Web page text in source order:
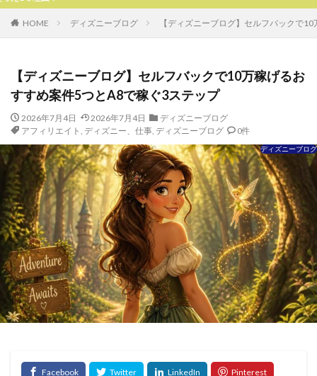
HOME ディズニーブログ 【ディズニーブログ】セルフバックで
【ディズニーブログ】セルフバックで10万稼げるお
すすめ案件5つとA8で稼ぐ3ステップ
2026年7月4日 2026年7月4日
ディズニーブログ
アフィリエイト , ディズニー、仕事, ディズニーブログ 0件
ディズニーブログ